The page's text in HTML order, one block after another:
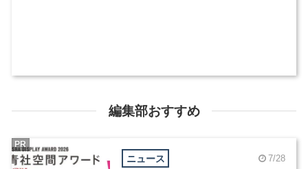
編集部おすすめ
ニュース 7/28
PR